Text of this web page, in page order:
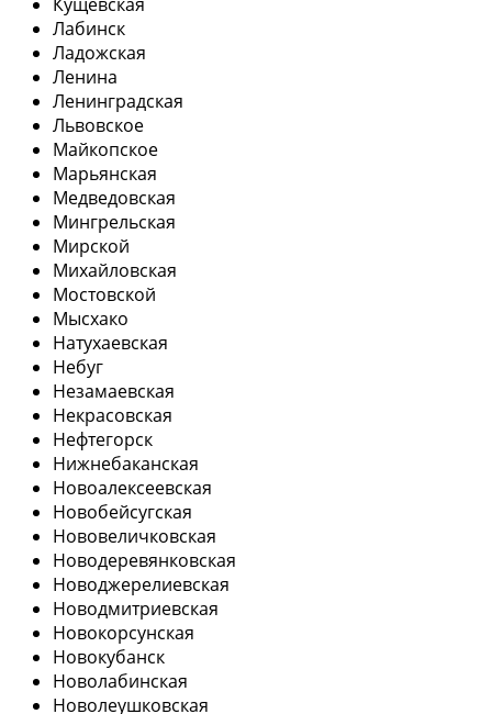
Лабинск
Ладожская
Ленина
Ленинградская
Львовское
Майкопское
Марьянская
Медведовская
Мингрельская
Мирской
Михайловская
Мостовской
Мысхако
Натухаевская
Небуг
Незамаевская
Некрасовская
Нефтегорск
Нижнебаканская
Новоалексеевская
Новобейсугская
Нововеличковская
Новодеревянковская
Новоджерелиевская
Новодмитриевская
Новокорсунская
Новокубанск
Новолабинская
Новолеушковская